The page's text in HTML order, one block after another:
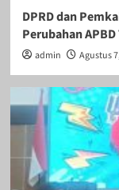
DPRD dan
Perubahan
admin Agustus